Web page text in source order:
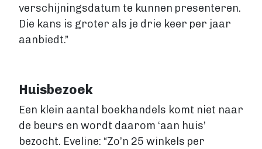
verschijningsdatum te kunnen presenteren.
Die kans is groter als je drie keer per jaar
aanbiedt.”
Huisbezoek
Een klein aantal boekhandels komt niet naar
de beurs en wordt daarom ‘aan huis’
bezocht. Eveline: “Zo’n 25 winkels per